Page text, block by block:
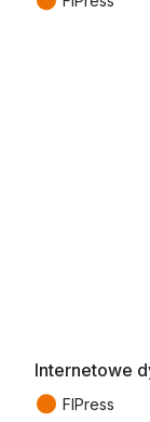
Internetowe
● FIPress